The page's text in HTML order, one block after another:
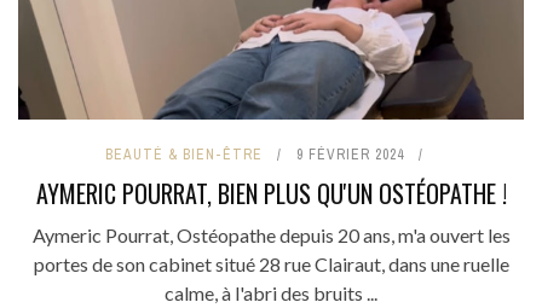
BEAUTÉ & BIEN-ÊTRE 9 FÉVRIER 2024
AYMERIC POURRAT, BIEN PLUS QU'UN OSTÉOPATHE !
Aymeric Pourrat, Ostéopathe depuis 20 ans, m'a ouvert les
portes de son cabinet situé 28 rue Clairaut, dans une ruelle
calme, à l'abri des bruits ...